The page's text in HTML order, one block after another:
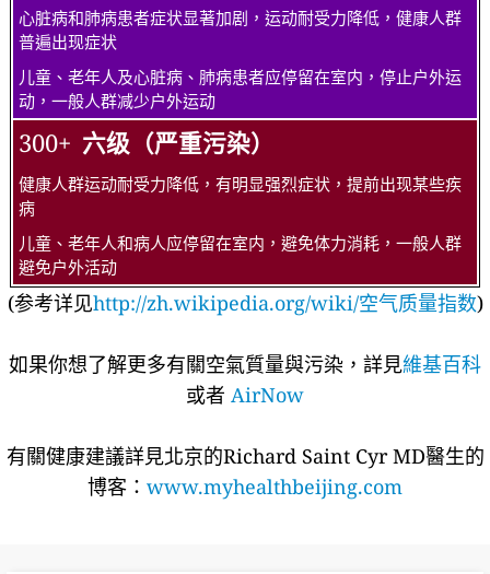
心脏病和肺病患者症状显著加剧，运动耐受力降低，健康人群
普遍出现症状
儿童、老年人及心脏病、肺病患者应停留在室内，停止户外运
动，一般人群减少户外运动
300+ 六级（严重污染）
健康人群运动耐受力降低，有明显强烈症状，提前出现某些疾
病
儿童、老年人和病人应停留在室内，避免体力消耗，一般人群
避免户外活动
(参考详见http://zh.wikipedia.org/wiki/空气质量指数)
如果你想了解更多有關空氣質量與污染，詳見維基百科
或者 AirNow
有關健康建議詳​​見北京的Richard Saint Cyr MD醫生的
博客： www.myhealthbeijing.com